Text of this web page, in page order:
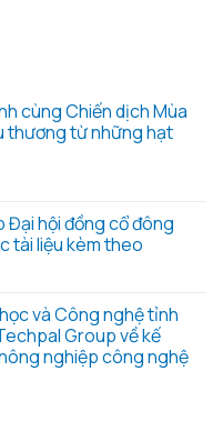
cùng Chiến dịch Mùa
thương từ những hạt
Đại hội đồng cổ đông
tài liệu kèm theo
và Công nghệ tỉnh
Group về kế
nghiệp công nghệ